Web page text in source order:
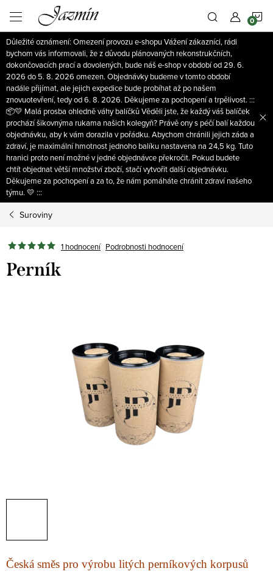
obsah
Důležité oznámení: Omezení provozu e-shopu Vážení zákazníci, rádi
bychom vás informovali, že z důvodu plánovaných rekonstrukčních,
dokončovacích prací a dovolených, bude náš e-shop v období od 29. 6.
2026 do 5. 8. 2026 omezen. Objednávky budeme v tomto období
nadále přijímat, ale jejich expedice bude probíhat až po našem
znovuotevření, tedy od 6. 8. 2026. Děkujeme za pochopení a trpělivost. :::
📦💛 Malá prosba ohledně váhy balíčků Věděli jste, že každý váš balíček
prochází šikovnýma rukama našich kolegyň? Právě ony s péčí balí každou
objednávku, aby k vám dorazila v pořádku. Abychom chránili jejich záda a
zdraví, je maximální hmotnost jednoho balíku nastavena na 24,5 kg. Tuto
hranici proto není možné v jedné objednávce překročit. Pokud budete
chtít objednat větší množství zboží, stačí vytvořit další objednávku.
Děkujeme za pochopení a za to, že nám pomáháte chránit zdraví našeho
týmu. 💛 :::
Suroviny
1 hodnocení Podrobnosti hodnocení
Perník
Česká směs pro výrobu litých perníkových korpusů